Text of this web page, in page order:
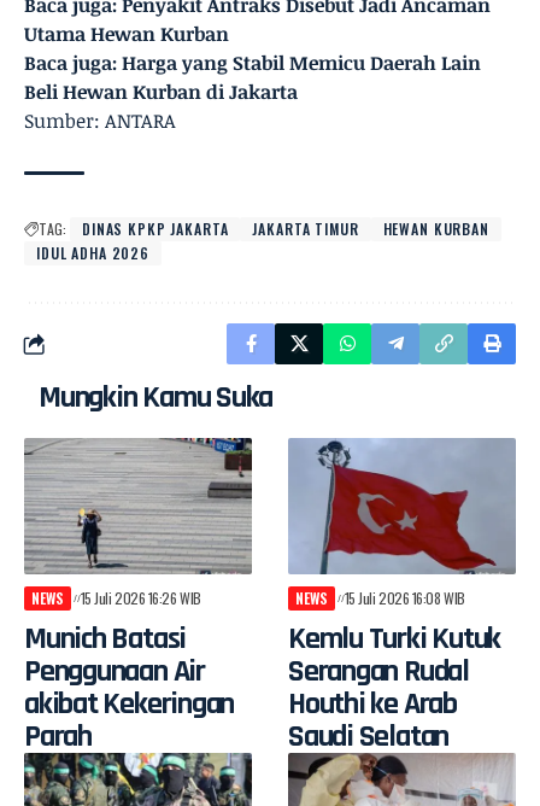
Utama Hewan Kurban
Baca juga:Harga yang Stabil Memicu Daerah Lain
Beli Hewan Kurban di Jakarta
Sumber: ANTARA
TAG: DINAS KPKP JAKARTA JAKARTA TIMUR
HEWAN KURBAN
IDUL ADHA 2026
Mungkin Kamu Suka
NEWS 15 Juli 2026 16:26 WIB
Munich Batasi
Penggunaan Air
akibat Kekeringan
Parah
NEWS 15 Juli 2026 16:08 WIB
Kemlu Turki Kutuk
Serangan Rudal
Houthi ke Arab
Saudi Selatan